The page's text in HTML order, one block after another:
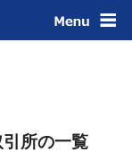
所の一覧